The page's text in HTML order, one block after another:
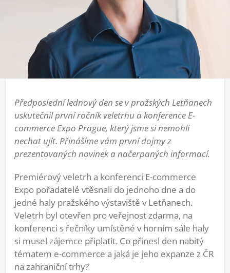
Předposlední lednový den se v pražských Letňanech
uskutečnil první ročník veletrhu a konference E-
commerce Expo Prague, který jsme si nemohli
nechat ujít. Přinášíme vám první dojmy z
prezentovaných novinek a načerpaných informací.
Premiérový veletrh a konferenci E-commerce
Expo pořadatelé vtěsnali do jednoho dne a do
jedné haly pražského výstaviště v Letňanech.
Veletrh byl otevřen pro veřejnost zdarma, na
konferenci s řečníky umístěné v horním sále haly
si musel zájemce připlatit. Co přinesl den nabitý
tématem e-commerce a jaká je jeho expanze z ČR
na zahraniční trhy?